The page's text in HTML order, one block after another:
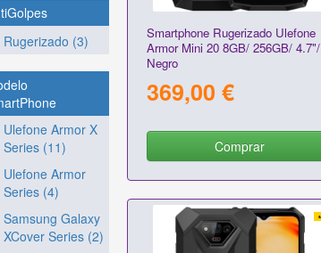
Rugerizado (3)
Ulefone Armor X
Series (11)
Ulefone Armor
Series (4)
Samsung Galaxy
XCover Series (2)
Smartphone Rugerizado Ulefone
Armor Mini 20 8GB/ 256GB/ 4.7"/
Negro
369,00 €
Comprar